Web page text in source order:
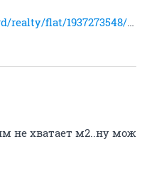
#Post1937273548
не хватает м2..ну мож